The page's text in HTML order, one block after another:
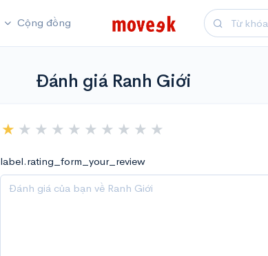
Cộng đồng
Đánh giá Ranh Giới
label.rating_form_your_review